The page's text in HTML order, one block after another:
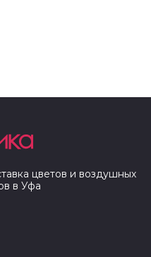
цветов и воздушных
в Уфа